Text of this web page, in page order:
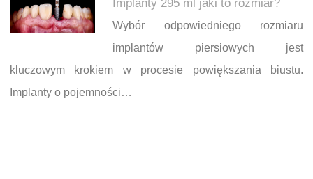
Implanty 295 ml jaki to rozmiar?
Wybór odpowiedniego rozmiaru
implantów piersiowych jest
kluczowym krokiem w procesie powiększania biustu.
Implanty o pojemności…